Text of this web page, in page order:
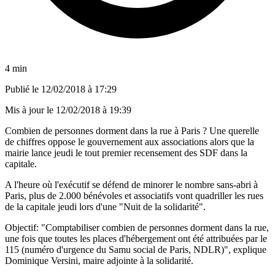
4 min
Publié le 12/02/2018 à 17:29
Mis à jour le 12/02/2018 à 19:39
Combien de personnes dorment dans la rue à Paris ? Une querelle
de chiffres oppose le gouvernement aux associations alors que la
mairie lance jeudi le tout premier recensement des SDF dans la
capitale.
A l'heure où l'exécutif se défend de minorer le nombre sans-abri à
Paris, plus de 2.000 bénévoles et associatifs vont quadriller les rues
de la capitale jeudi lors d'une "Nuit de la solidarité".
Objectif: "Comptabiliser combien de personnes dorment dans la rue,
une fois que toutes les places d'hébergement ont été attribuées par le
115 (numéro d'urgence du Samu social de Paris, NDLR)", explique
Dominique Versini, maire adjointe à la solidarité.